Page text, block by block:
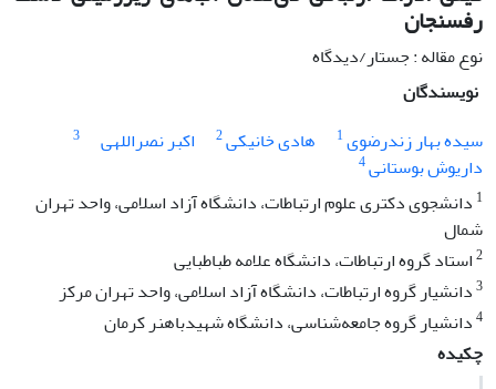
رفسنجان
نوع مقاله : جستار/دیدگاه
نویسندگان
سیده بهار زندرضوی1 هادی خانیکی2 اکبر نصراللهی 3
داریوش بوستانی4
1 دانشجوی دکتری علوم ارتباطات، دانشگاه آزاد اسلامی، واحد تهران
شمال
2استاد گروه ارتباطات، دانشگاه علامه طباطبایی
3دانشیار گروه ارتباطات، دانشگاه آزاد اسلامی، واحد تهران مرکز
4دانشیار گروه جامعه‌شناسی، دانشگاه شهیدباهنر کرمان
چکیده